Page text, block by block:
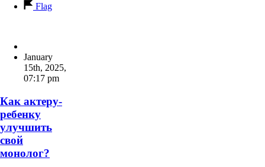
Flag
January
15th, 2025,
07:17 pm
Как актеру-
ребенку
улучшить
свой
монолог?